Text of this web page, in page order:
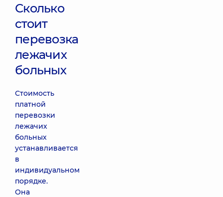
Сколько
стоит
перевозка
лежачих
больных
Стоимость
платной
перевозки
лежачих
больных
устанавливается
в
индивидуальном
порядке.
Она